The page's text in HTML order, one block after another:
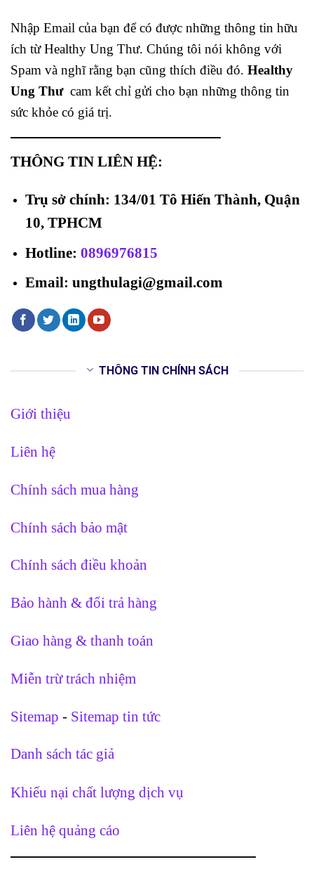
Nhập Email của bạn để có được những thông tin hữu
ích từ Healthy Ung Thư. Chúng tôi nói không với
Spam và nghĩ rằng bạn cũng thích điều đó. Healthy
Ung Thư cam kết chỉ gửi cho bạn những thông tin
sức khỏe có giá trị.
THÔNG TIN LIÊN HỆ:
Trụ sở chính: 134/01 Tô Hiến Thành, Quận
10, TPHCM
Hotline: 0896976815
Email: ungthulagi@gmail.com
THÔNG TIN CHÍNH SÁCH
Giới thiệu
Liên hệ
Chính sách mua hàng
Chính sách bảo mật
Chính sách điều khoản
Bảo hành & đổi trả hàng
Giao hàng & thanh toán
Miễn trừ trách nhiệm
Sitemap - Sitemap tin tức
Danh sách tác giả
Khiếu nại chất lượng dịch vụ
Liên hệ quảng cáo